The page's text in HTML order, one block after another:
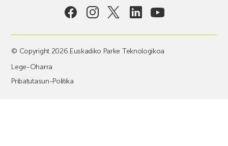
© Copyright 2026 Euskadiko Parke Teknologikoa
Lege-Oharra
Pribatutasun-Politika